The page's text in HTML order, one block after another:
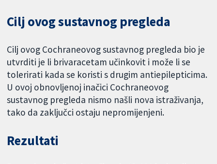
Cilj ovog sustavnog pregleda
Cilj ovog Cochraneovog sustavnog pregleda bio je
utvrditi je li brivaracetam učinkovit i može li se
tolerirati kada se koristi s drugim antiepilepticima.
U ovoj obnovljenoj inačici Cochraneovog
sustavnog pregleda nismo našli nova istraživanja,
tako da zaključci ostaju nepromijenjeni.
Rezultati